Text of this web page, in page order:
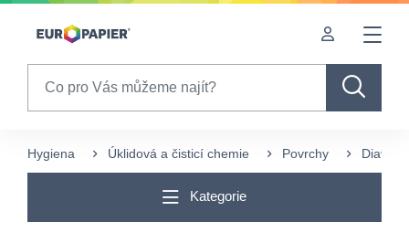
Table Of Content
Hygiena Úklidová a čisticí chemie Povrchy Diava
Kategorie